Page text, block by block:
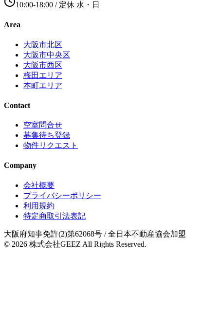
10:00-18:00 / 定休 水・日
Area
大阪市北区
大阪市中央区
大阪市西区
梅田エリア
本町エリア
Contact
空室問合せ
募集待ち登録
物件リクエスト
Company
会社概要
プライバシーポリシー
利用規約
特定商取引法表記
大阪府知事免許(2)第62068号 / 全日本不動産協会加盟
© 2026 株式会社GEEZ All Rights Reserved.